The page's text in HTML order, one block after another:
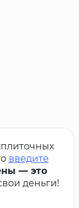
введите
— это
деньги!